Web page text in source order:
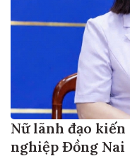
Nữ lãnh đạo
nghiệp Đồng Nai